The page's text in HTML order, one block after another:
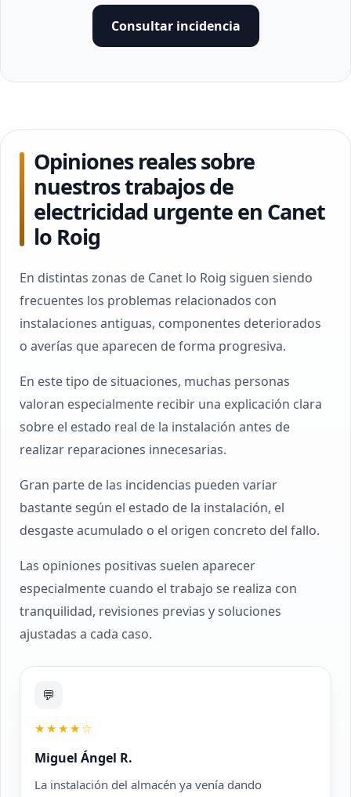
Consultar incidencia
Opiniones reales sobre
nuestros trabajos de
electricidad urgente en Canet
lo Roig
En distintas zonas de Canet lo Roig siguen siendo
frecuentes los problemas relacionados con
instalaciones antiguas, componentes deteriorados
o averías que aparecen de forma progresiva.
En este tipo de situaciones, muchas personas
valoran especialmente recibir una explicación clara
sobre el estado real de la instalación antes de
realizar reparaciones innecesarias.
Gran parte de las incidencias pueden variar
bastante según el estado de la instalación, el
desgaste acumulado o el origen concreto del fallo.
Las opiniones positivas suelen aparecer
especialmente cuando el trabajo se realiza con
tranquilidad, revisiones previas y soluciones
ajustadas a cada caso.
💬
★★★★☆
Miguel Ángel R.
La instalación del almacén ya venía dando